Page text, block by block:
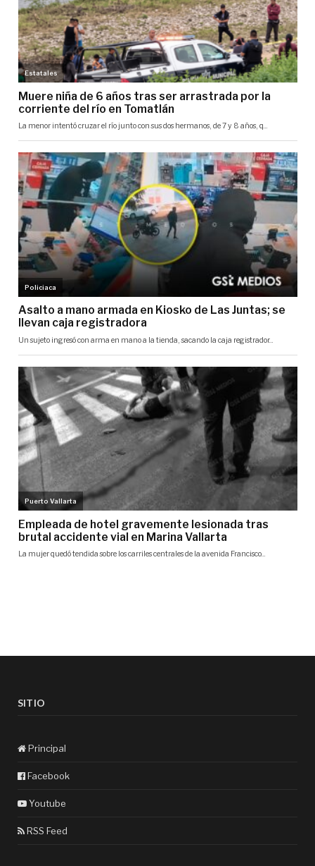
SITIO
Principal
Facebook
Youtube
RSS Feed